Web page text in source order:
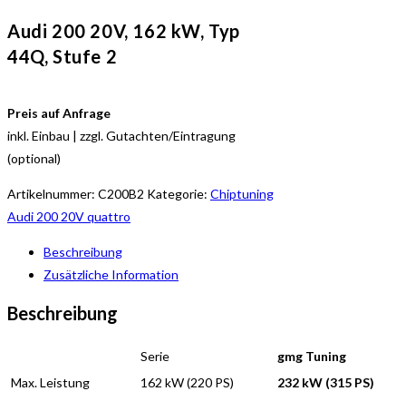
Audi 200 20V, 162 kW, Typ
44Q, Stufe 2
Preis auf Anfrage
inkl. Einbau | zzgl. Gutachten/Eintragung
(optional)
Artikelnummer: C200B2 Kategorie: Chiptuning
Audi 200 20V quattro
Beschreibung
Zusätzliche Information
Beschreibung
Serie
gmg Tuning
Max. Leistung
162 kW (220 PS)
232 kW (315 PS)